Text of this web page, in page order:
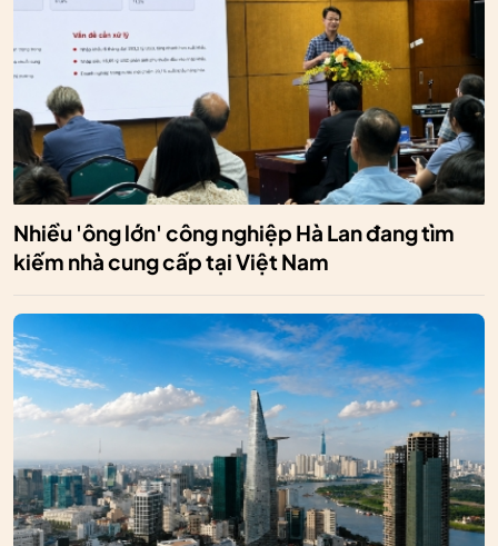
Nhiều 'ông lớn' công nghiệp Hà Lan đang tìm
kiếm nhà cung cấp tại Việt Nam